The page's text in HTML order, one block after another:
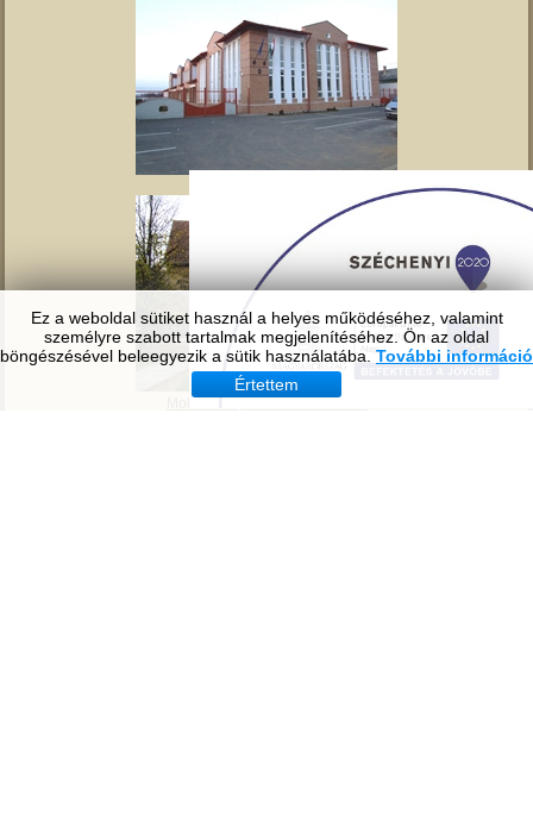
Ez a weboldal sütiket használ a helyes működéséhez, valamint
személyre szabott tartalmak megjelenítéséhez. Ön az oldal
böngészésével beleegyezik a sütik használatába. További információ
Értettem
Polgármesteri hivatal
Tulipán Bölcsőde